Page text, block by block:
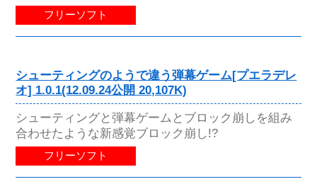
フリーソフト
シューティングのようで違う弾幕ゲーム[プエラデレ
オ] 1.0.1(12.09.24公開 20,107K)
シューティングと弾幕ゲームとブロック崩しを組み
合わせたような新感覚ブロック崩し!?
フリーソフト